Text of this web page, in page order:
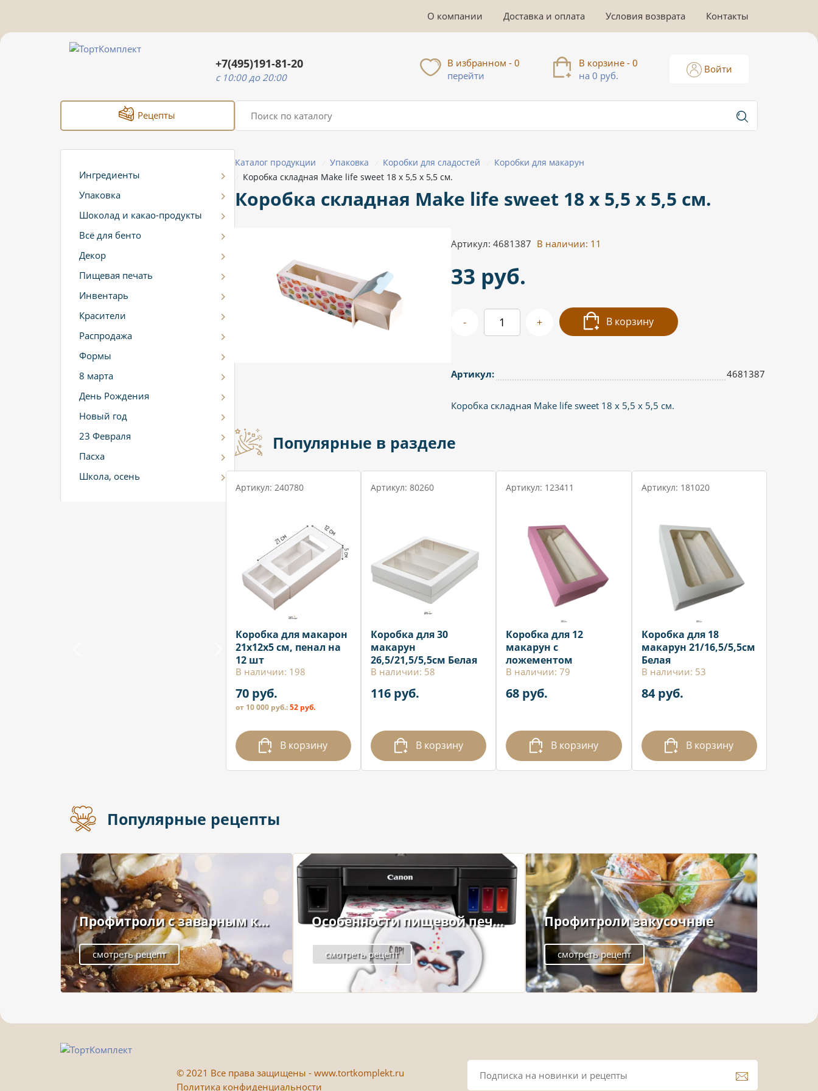
О компании Доставка и оплата Условия возврата Контакты
+7(495)191-81-20
c 10:00 до 20:00
В избранном - 0
перейти
В корзине - 0
на 0 руб.
Войти
Рецепты
Ингредиенты
Упаковка
Шоколад и какао-продукты
Всё для бенто
Декор
Пищевая печать
Инвентарь
Красители
Распродажа
Формы
8 марта
День Рождения
Новый год
23 Февраля
Пасха
Школа, осень
Каталог продукции Упаковка Коробки для сладостей Коробки для макарун
Коробка складная Make life sweet 18 х 5,5 х 5,5 см.
Коробка складная Make life sweet 18 х 5,5 х 5,5 см.
Артикул: 4681387 В наличии: 11
33 руб.
- + В корзину
Артикул: 4681387
Коробка складная Make life sweet 18 х 5,5 х 5,5 см.
Популярные в разделе
Артикул: 240780
Коробка для макарон
21x12x5 см, пенал на
12 шт
В наличии: 198
70 руб.
от 10 000 руб.:52 руб.
В корзину
Артикул: 80260
Коробка для 30
макарун
26,5/21,5/5,5см Белая
В наличии: 58
116 руб.
В корзину
Артикул: 123411
Коробка для 12
макарун с
ложементом
21*11*5,5см Розовая
В наличии: 79
68 руб.
В корзину
Артикул: 181020
Коробка для 18
макарун 21/16,5/5,5см
Белая
В наличии: 53
84 руб.
В корзину
Популярные рецепты
Профитроли с заварным к...
смотреть рецепт
Особенности пищевой печ...
смотреть рецепт
Профитроли закусочные
смотреть рецепт
© 2021 Все права защищены - www.tortkomplekt.ru
Политика конфиденциальности